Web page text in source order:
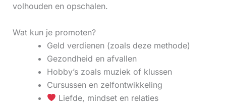
volhouden en opschalen.
Wat kun je promoten?
Geld verdienen (zoals deze methode)
Gezondheid en afvallen
Hobby’s zoals muziek of klussen
Cursussen en zelfontwikkeling
Liefde, mindset en relaties